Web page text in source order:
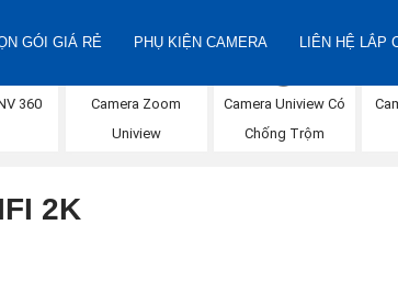
GÓI GIÁ RẺ PHỤ KIỆN CAMERA LIÊN HỆ LẮP
360
Camera Zoom
Uniview
Camera Uniview Có
Chống Trộm
2K